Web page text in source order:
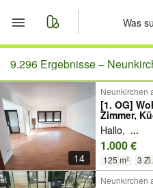
Start
Merkliste
Nachrichten
Anzeige aufgeben
9.296 Ergebnisse –
14
Neunkirchen
[1. OG]
Zimmer,
erwünscht]
Hallo, ...
1.000 €
125 m² 3 Zi.
Neunkirchen